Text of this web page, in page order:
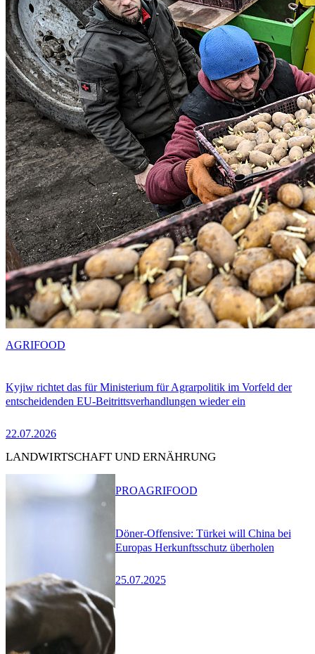
Kyjiw richtet das für Ministerium für Agrarpolitik im Vorfeld der
entscheidenden EU-Beitrittsverhandlungen wieder ein
22.07.2026
AGRIFOOD
LANDWIRTSCHAFT UND ERNÄHRUNG
Döner-Offensive: Türkei will China bei
Europas Herkunftsschutz überholen
25.07.2025
PROAGRIFOOD